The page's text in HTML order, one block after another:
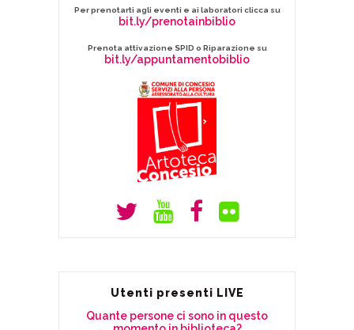
Per prenotarti agli eventi e ai laboratori clicca su
bit.ly/prenotainbiblio
Prenota attivazione SPID o Riparazione su
bit.ly/appuntamentobiblio
Utenti presenti LIVE
Quante persone ci sono in questo